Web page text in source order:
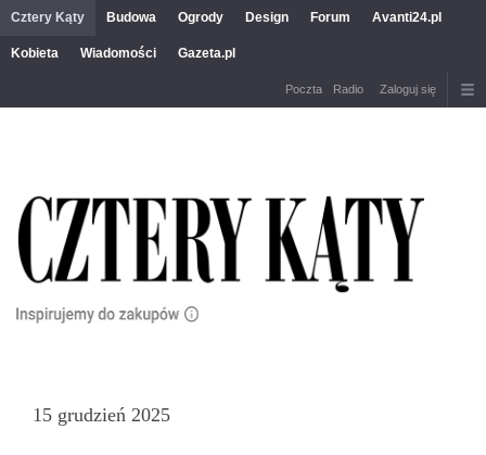
Cztery Kąty Budowa Ogrody Design Forum Avanti24.pl
Kobieta Wiadomości Gazeta.pl
Poczta Radio Zaloguj się
15 grudzień 2025